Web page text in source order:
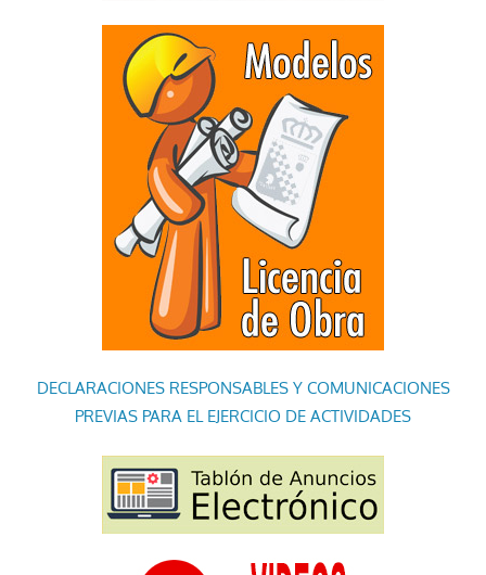
DECLARACIONES RESPONSABLES Y COMUNICACIONES
PREVIAS PARA EL EJERCICIO DE ACTIVIDADES